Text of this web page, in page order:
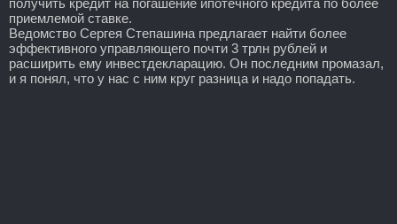
приемлемой ставке.
Ведомство Сергея Степашина предлагает найти более
эффективного управляющего почти 3 трлн рублей и
расширить ему инвестдекларацию. Он последним промазал,
и я понял, что у нас с ним круг разница и надо попадать.